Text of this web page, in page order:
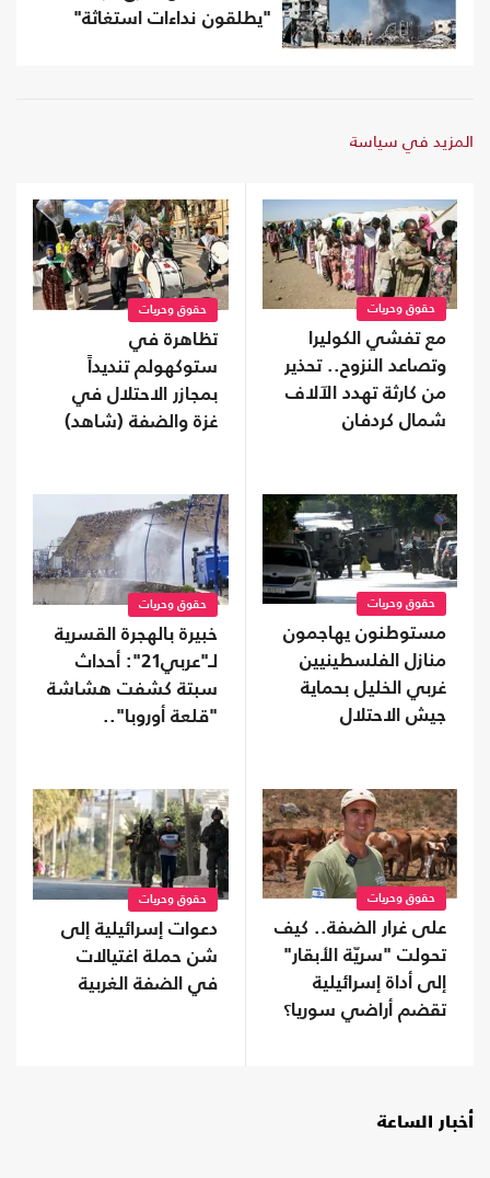
"يطلقون نداءات استغاثة"
المزيد في سياسة
حقوق وحريات
مع تفشي الكوليرا
وتصاعد النزوح.. تحذير
من كارثة تهدد الآلاف
شمال كردفان
حقوق وحريات
تظاهرة في
ستوكهولم تنديداً
بمجازر الاحتلال في
غزة والضفة (شاهد)
حقوق وحريات
مستوطنون يهاجمون
منازل الفلسطينيين
غربي الخليل بحماية
جيش الاحتلال
حقوق وحريات
خبيرة بالهجرة القسرية
لـ"عربي21": أحداث
سبتة كشفت هشاشة
"قلعة أوروبا"..
حقوق وحريات
على غرار الضفة.. كيف
تحولت "سريّة الأبقار"
إلى أداة إسرائيلية
تقضم أراضي سوريا؟
حقوق وحريات
دعوات إسرائيلية إلى
شن حملة اغتيالات
في الضفة الغربية
أخبار الساعة